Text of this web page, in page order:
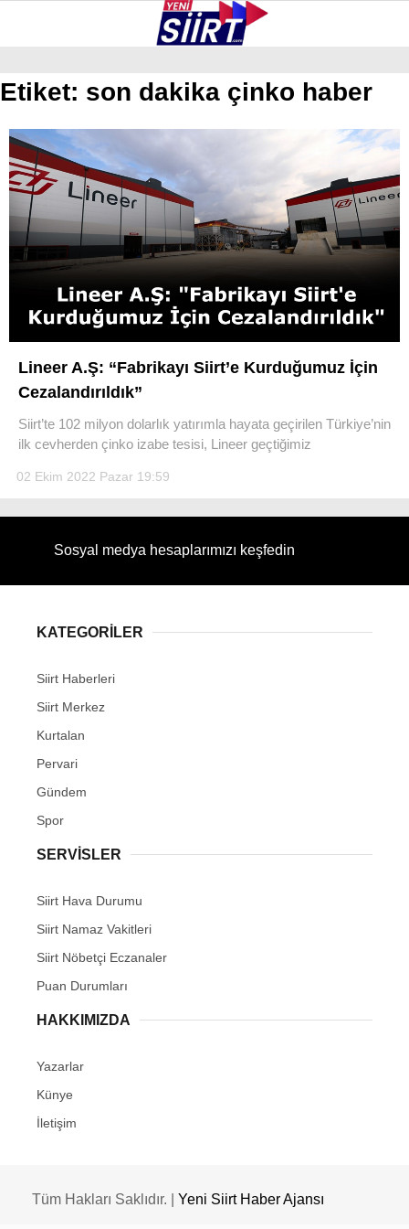
WhatsApp İhbar Hattı
GALERİ VİDEO YAZARLAR
KURTALAN
ERUH
BAYKAN
PERVARI
ŞIRVAN
GÜNDEM
Etiket: son dakika çinko haber
Lineer A.Ş: “Fabrikayı Siirt’e Kurduğumuz İçin
Cezalandırıldık”
​Siirt’te 102 milyon dolarlık yatırımla hayata geçirilen Türkiye’nin
ilk cevherden çinko izabe tesisi, Lineer geçtiğimiz
02 Ekim 2022 Pazar 19:59
Sosyal medya hesaplarımızı keşfedin
KATEGORİLER
Siirt Haberleri
Siirt Merkez
Kurtalan
Pervari
Gündem
Spor
SERVİSLER
Siirt Hava Durumu
Siirt Namaz Vakitleri
Siirt Nöbetçi Eczanaler
Puan Durumları
HAKKIMIZDA
Yazarlar
Künye
İletişim
Tüm Hakları Saklıdır. | Yeni Siirt Haber Ajansı